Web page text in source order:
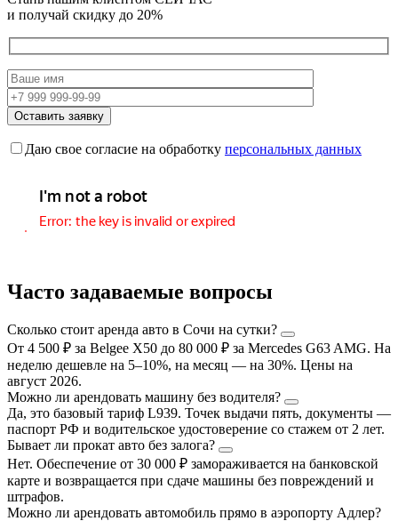
и получай скидку до 20%
Даю свое согласие на обработку персональных данных
Часто задаваемые вопросы
Сколько стоит аренда авто в Сочи на сутки?
От 4 500 ₽ за Belgee X50 до 80 000 ₽ за Mercedes G63 AMG. На
неделю дешевле на 5–10%, на месяц — на 30%. Цены на
август 2026.
Можно ли арендовать машину без водителя?
Да, это базовый тариф L939. Точек выдачи пять, документы —
паспорт РФ и водительское удостоверение со стажем от 2 лет.
Бывает ли прокат авто без залога?
Нет. Обеспечение от 30 000 ₽ замораживается на банковской
карте и возвращается при сдаче машины без повреждений и
штрафов.
Можно ли арендовать автомобиль прямо в аэропорту Адлер?